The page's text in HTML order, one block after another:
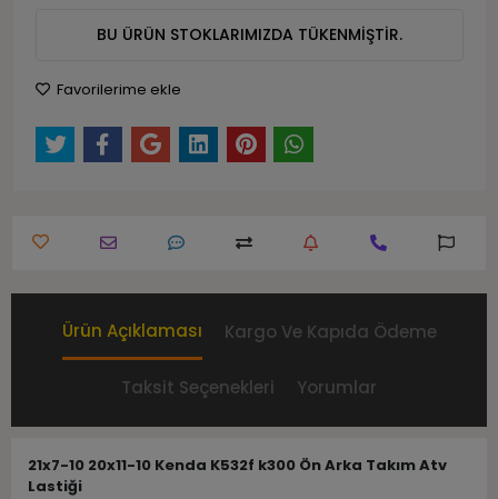
BU ÜRÜN STOKLARIMIZDA TÜKENMİŞTİR.
Favorilerime ekle
Ürün Açıklaması Kargo Ve Kapıda Ödeme
Taksit Seçenekleri Yorumlar
21x7-10 20x11-10 Kenda K532f k300 Ön Arka Takım Atv
Lastiği